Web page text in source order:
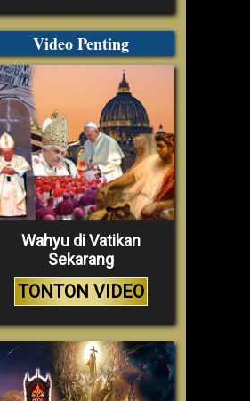
Video Penting
Wahyu di Vatikan
Sekarang
TONTON VIDEO